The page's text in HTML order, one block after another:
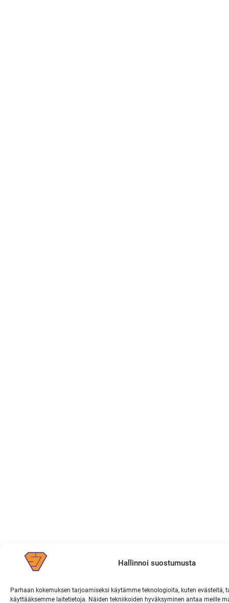
Hallinnoi suostumusta
Parhaan kokemuksen tarjoamiseksi käytämme teknologioita, kuten evästeitä,
käyttääksemme laitetietoja. Näiden tekniikoiden hyväksyminen antaa meille